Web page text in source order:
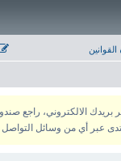
القوانين
عبر أي من وسائل التواصل